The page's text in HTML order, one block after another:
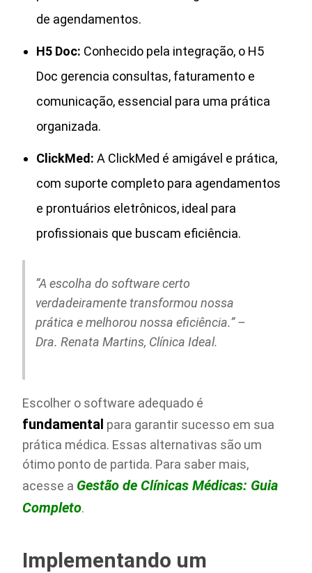
de agendamentos.
H5 Doc: Conhecido pela integração, o H5
Doc gerencia consultas, faturamento e
comunicação, essencial para uma prática
organizada.
ClickMed: A ClickMed é amigável e prática,
com suporte completo para agendamentos
e prontuários eletrônicos, ideal para
profissionais que buscam eficiência.
“A escolha do software certo
verdadeiramente transformou nossa
prática e melhorou nossa eficiência.” –
Dra. Renata Martins, Clínica Ideal.
Escolher o software adequado é
fundamental para garantir sucesso em sua
prática médica. Essas alternativas são um
ótimo ponto de partida. Para saber mais,
acesse a Gestão de Clínicas Médicas: Guia
Completo.
Implementando um